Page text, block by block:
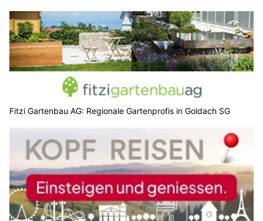
Fitzi Gartenbau AG: Regionale Gartenprofis in Goldach SG